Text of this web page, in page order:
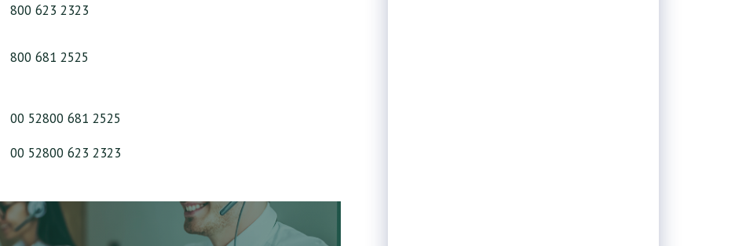
800 623 2323
800 681 2525
00 52800 681 2525
00 52800 623 2323